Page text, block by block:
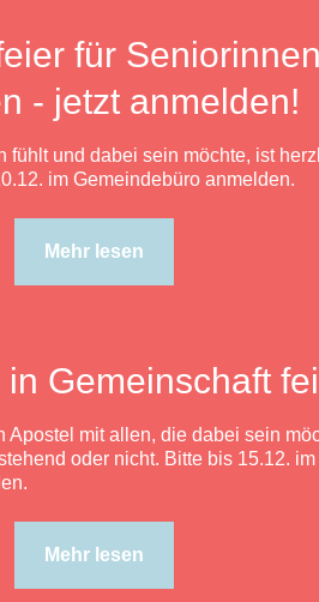
für
- jetzt anmelden!
fühlt und dabei sein möchte, ist
im Gemeindebüro anmelden.
Mehr lesen
Gemeinschaft
Apostel mit allen, die dabei sein
oder nicht. Bitte bis 15.12. im
Mehr lesen